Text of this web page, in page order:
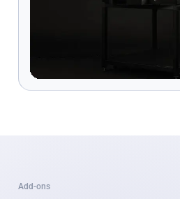
Add-ons